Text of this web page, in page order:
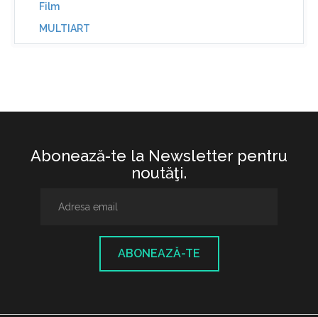
Film
MULTIART
Abonează-te la Newsletter pentru
noutăţi.
ABONEAZĂ-TE